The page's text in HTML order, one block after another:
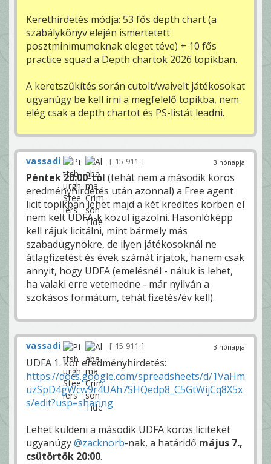
Kerethirdetés módja: 53 fős depth chart (a
szabálykönyv elején ismertetett
posztminimumoknak eleget téve) + 10 fős
practice squad a Depth chartok 2026 topikban.
A keretszűkítés során cutolt/waivelt játékosokat
ugyanúgy be kell írni a megfelelő topikba, nem
elég csak a depth chartot és PS-listát leadni.
3 hónapja
vassadi 15 911
Péntek 20:00-tól (tehát nem a második körös
eredményhirdetés után azonnal) a Free agent
licit topikban lehet majd a két kredites körben el
nem kelt UDFA-k közül igazolni. Hasonlóképp
kell rájuk licitálni, mint bármely más
szabadügynökre, de ilyen játékosoknál ne
átlagfizetést és évek számát írjatok, hanem csak
annyit, hogy UDFA (emelésnél - náluk is lehet,
ha valaki erre vetemedne - már nyilván a
szokásos formátum, tehát fizetés/év kell).
3 hónapja
vassadi 15 911
UDFA 1. kör eredményhirdetés:
https://docs.google.com/spreadsheets/d/1VaHm
uzSpD4gWcw9r4UAh7SHQedp8_C5GtWijCq8X5x
s/edit?usp=sharing
Lehet küldeni a második UDFA körös liciteket
ugyanúgy@zacknorb-nak, a határidő május 7.,
csütörtök 20:00.